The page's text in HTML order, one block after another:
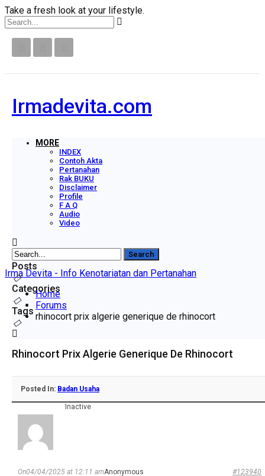
Take a fresh look at your lifestyle.
Irmadevita.com
MORE
INDEX
Contoh Akta
Pertanahan
Rak BUKU
Disclaimer
Profile
F A Q
Audio
Video
Posts
Categories
Tags
Irma Devita - Info Kenotariatan dan Pertanahan
Home
Forums
rhinocort prix algerie generique de rhinocort
Rhinocort Prix Algerie Generique De Rhinocort
Posted In: Badan Usaha
Inactive
Anonymous
On04/04/2025 at 12:11 am #123940